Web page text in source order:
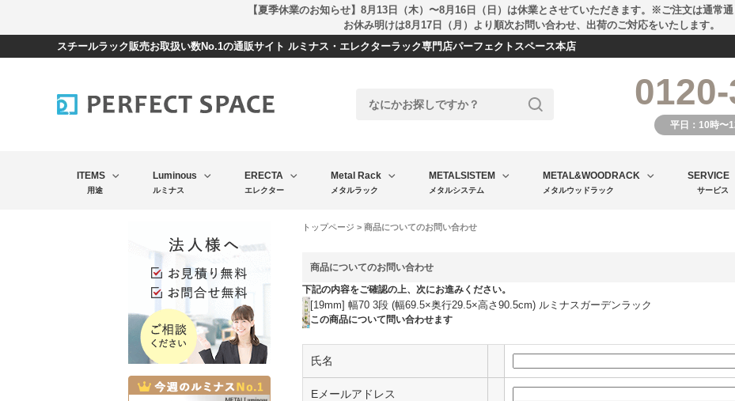
【夏季休業のお知らせ】8月13日（木）〜8月16日（日）は休業とさせていただきます。※ご注文は通常通
お休み明けは8月17日（月）より順次お問い合わせ、出荷のご対応をいたします。
スチールラック販売お取扱い数No.1の通販サイト ルミナス・エレクターラック専門店パーフェクトスペース本店
平日：10時〜
ITEMS
用途
Luminous
ルミナス
ERECTA
エレクター
Metal Rack
メタルラック
METALSISTEM
メタルシステム
METAL&WOODRACK
メタルウッドラック
SERVICE
サービス
トップページ > 商品についてのお問い合わせ
商品についてのお問い合わせ
下記の内容をご確認の上、次にお進みください。
[19mm] 幅70 3段 (幅69.5×奥行29.5×高さ90.5cm) ルミナスガーデンラック
この商品について問い合わせます
氏名
Eメールアドレス